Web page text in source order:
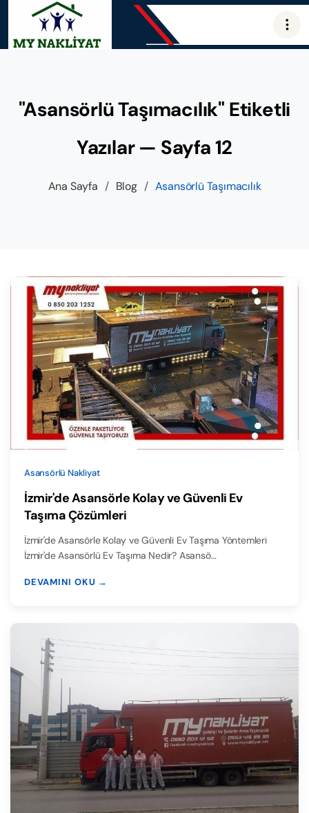
"Asansörlü Taşımacılık" Etiketli
Yazılar — Sayfa 12
Ana Sayfa / Blog / Asansörlü Taşımacılık
Asansörlü Nakliyat
İzmir'de Asansörle Kolay ve Güvenli Ev
Taşıma Çözümleri
İzmir'de Asansörle Kolay ve Güvenli Ev Taşıma Yöntemleri
İzmir'de Asansörlü Ev Taşıma Nedir? Asansö…
DEVAMINI OKU →